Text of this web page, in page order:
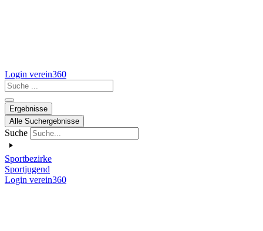
Login verein360
Search
...
Ergebnisse
Alle Suchergebnisse
Suche
Sportbezirke
Sportjugend
Login verein360